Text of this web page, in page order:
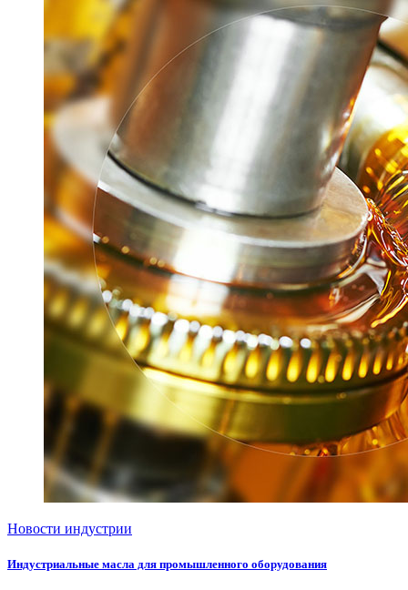
Новости индустрии
Индустриальные масла для промышленного оборудования